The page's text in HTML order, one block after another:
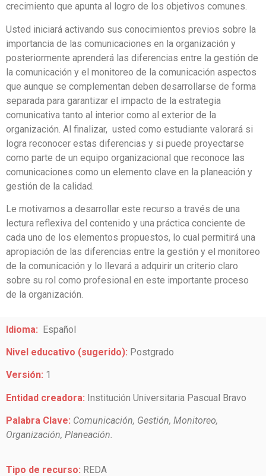
crecimiento que apunta al logro de los objetivos comunes.
Usted iniciará activando sus conocimientos previos sobre la
importancia de las comunicaciones en la organización y
posteriormente aprenderá las diferencias entre la gestión de
la comunicación y el monitoreo de la comunicación aspectos
que aunque se complementan deben desarrollarse de forma
separada para garantizar el impacto de la estrategia
comunicativa tanto al interior como al exterior de la
organización. Al finalizar, usted como estudiante valorará si
logra reconocer estas diferencias y si puede proyectarse
como parte de un equipo organizacional que reconoce las
comunicaciones como un elemento clave en la planeación y
gestión de la calidad.
Le motivamos a desarrollar este recurso a través de una
lectura reflexiva del contenido y una práctica conciente de
cada uno de los elementos propuestos, lo cual permitirá una
apropiación de las diferencias entre la gestión y el monitoreo
de la comunicación y lo llevará a adquirir un criterio claro
sobre su rol como profesional en este importante proceso
de la organización.
Idioma: Español
Nivel educativo (sugerido): Postgrado
Versión: 1
Entidad creadora: Institución Universitaria Pascual Bravo
Palabra Clave: Comunicación, Gestión, Monitoreo,
Organización, Planeación.
Tipo de recurso: REDA